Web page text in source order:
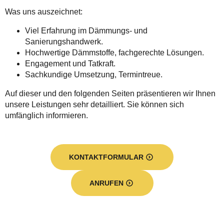
Was uns auszeichnet:
Viel Erfahrung im Dämmungs- und
Sanierungshandwerk.
Hochwertige Dämmstoffe, fachgerechte Lösungen.
Engagement und Tatkraft.
Sachkundige Umsetzung, Termintreue.
Auf dieser und den folgenden Seiten präsentieren wir Ihnen
unsere Leistungen sehr detailliert. Sie können sich
umfänglich informieren.
KONTAKTFORMULAR
ANRUFEN